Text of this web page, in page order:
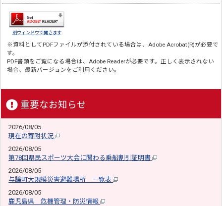
別ウィンドウで開きます
※資料としてPDFファイルが添付されている場合は、Adobe Acrobat(R)が必要で
す。
PDF書類をご覧になる場合は、Adobe Readerが必要です。正しく表示されない
場合、最新バージョンをご利用ください。
重要なお知らせ
2026/08/05
現在の寄附状況
2026/08/05
第78回県民スポーツ大会に関わる乗船割引証明書
2026/08/05
与論町大規模災害避難場所 一覧表
2026/08/05
鹿児島県 危機管理・防災情報